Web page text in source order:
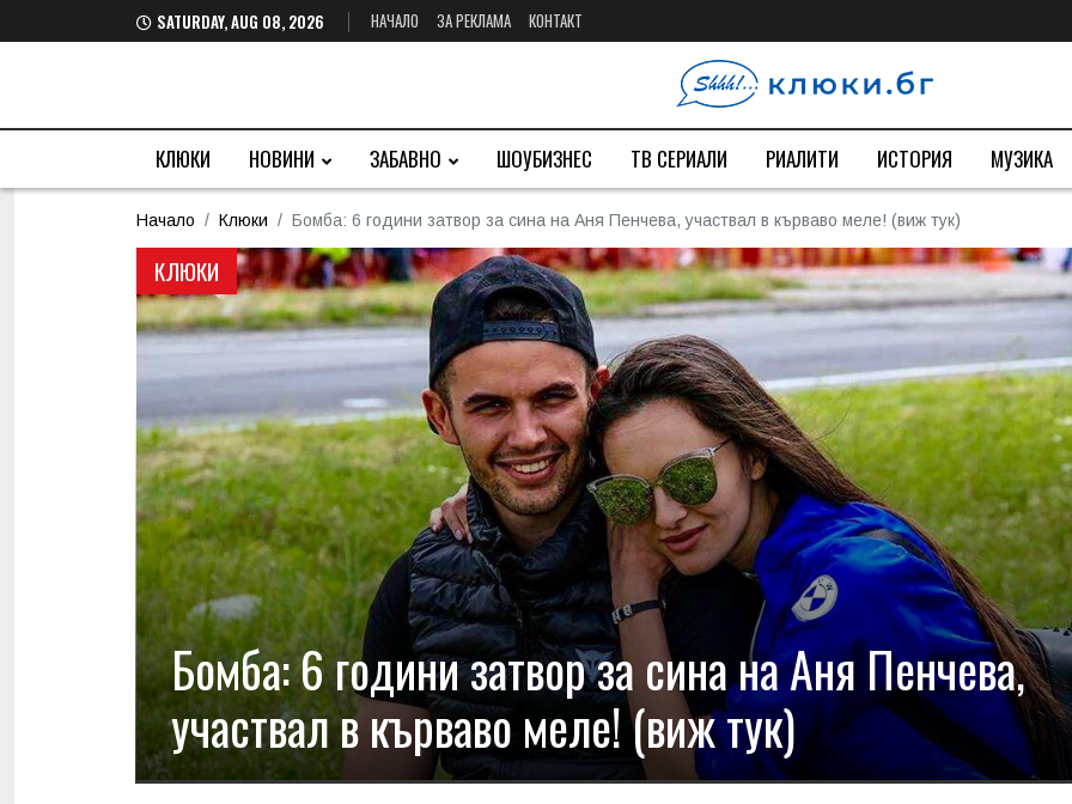
SATURDAY, AUG 08, 2026 НАЧАЛО ЗА РЕКЛАМА КОНТАКТ
КЛЮКИ НОВИНИ ЗАБАВНО ШОУБИЗНЕС ТВ СЕРИАЛИ РИАЛИТИ ИСТОРИЯ МУЗИКА
Начало Клюки Бомба: 6 години затвор за сина на Аня Пенчева, участвал в кърваво меле! (виж тук)
КЛЮКИ
Бомба: 6 години затвор за сина на Аня Пенчева,
участвал в кърваво меле! (виж тук)